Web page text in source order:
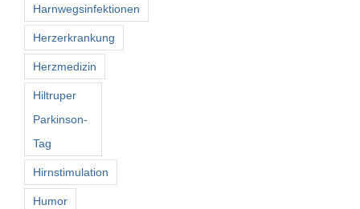
Harnwegsinfektionen
Herzerkrankung
Herzmedizin
Hiltruper
Parkinson-
Tag
Hirnstimulation
Humor